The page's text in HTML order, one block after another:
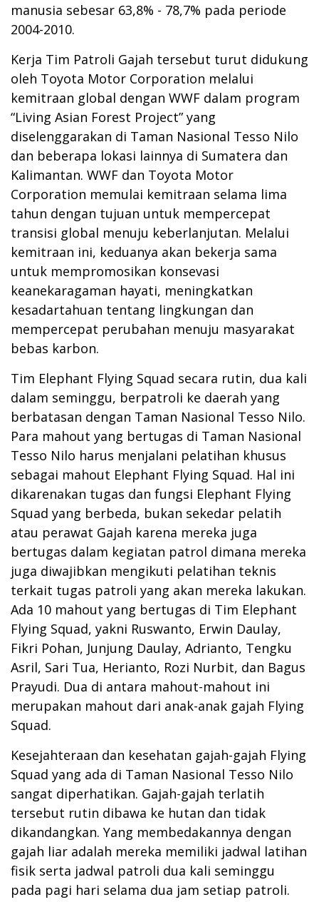
manusia sebesar 63,8% - 78,7% pada periode
2004-2010.
Kerja Tim Patroli Gajah tersebut turut didukung
oleh Toyota Motor Corporation melalui
kemitraan global dengan WWF dalam program
“Living Asian Forest Project” yang
diselenggarakan di Taman Nasional Tesso Nilo
dan beberapa lokasi lainnya di Sumatera dan
Kalimantan. WWF dan Toyota Motor
Corporation memulai kemitraan selama lima
tahun dengan tujuan untuk mempercepat
transisi global menuju keberlanjutan. Melalui
kemitraan ini, keduanya akan bekerja sama
untuk mempromosikan konsevasi
keanekaragaman hayati, meningkatkan
kesadartahuan tentang lingkungan dan
mempercepat perubahan menuju masyarakat
bebas karbon.
Tim Elephant Flying Squad secara rutin, dua kali
dalam seminggu, berpatroli ke daerah yang
berbatasan dengan Taman Nasional Tesso Nilo.
Para mahout yang bertugas di Taman Nasional
Tesso Nilo harus menjalani pelatihan khusus
sebagai mahout Elephant Flying Squad. Hal ini
dikarenakan tugas dan fungsi Elephant Flying
Squad yang berbeda, bukan sekedar pelatih
atau perawat Gajah karena mereka juga
bertugas dalam kegiatan patrol dimana mereka
juga diwajibkan mengikuti pelatihan teknis
terkait tugas patroli yang akan mereka lakukan.
Ada 10 mahout yang bertugas di Tim Elephant
Flying Squad, yakni Ruswanto, Erwin Daulay,
Fikri Pohan, Junjung Daulay, Adrianto, Tengku
Asril, Sari Tua, Herianto, Rozi Nurbit, dan Bagus
Prayudi. Dua di antara mahout-mahout ini
merupakan mahout dari anak-anak gajah Flying
Squad.
Kesejahteraan dan kesehatan gajah-gajah Flying
Squad yang ada di Taman Nasional Tesso Nilo
sangat diperhatikan. Gajah-gajah terlatih
tersebut rutin dibawa ke hutan dan tidak
dikandangkan. Yang membedakannya dengan
gajah liar adalah mereka memiliki jadwal latihan
fisik serta jadwal patroli dua kali seminggu
pada pagi hari selama dua jam setiap patroli.